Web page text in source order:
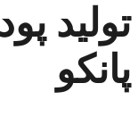
تولید
پانکو